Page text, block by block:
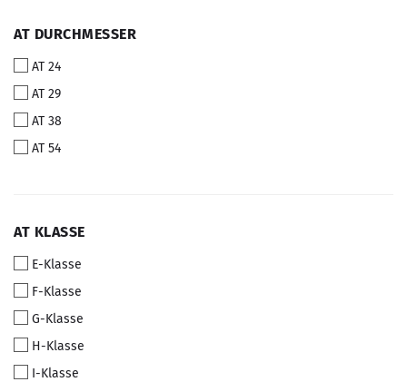
AT
AT DURCHMESSER
AT 24
AT 29
AT 38
AT 54
AT
AT KLASSE
E-Klasse
F-Klasse
G-Klasse
H-Klasse
I-Klasse